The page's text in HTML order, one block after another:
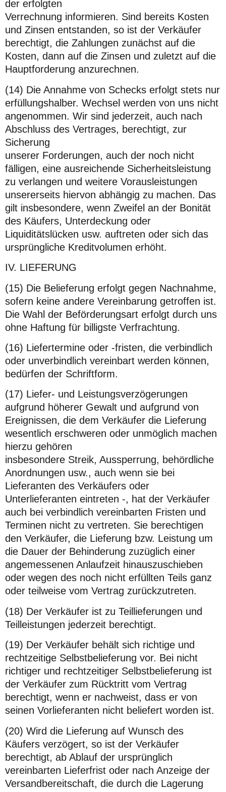
der erfolgten
Verrechnung informieren. Sind bereits Kosten
und Zinsen entstanden, so ist der Verkäufer
berechtigt, die Zahlungen zunächst auf die
Kosten, dann auf die Zinsen und zuletzt auf die
Hauptforderung anzurechnen.
(14) Die Annahme von Schecks erfolgt stets nur
erfüllungshalber. Wechsel werden von uns nicht
angenommen. Wir sind jederzeit, auch nach
Abschluss des Vertrages, berechtigt, zur
Sicherung
unserer Forderungen, auch der noch nicht
fälligen, eine ausreichende Sicherheitsleistung
zu verlangen und weitere Vorausleistungen
unsererseits hiervon abhängig zu machen. Das
gilt insbesondere, wenn Zweifel an der Bonität
des Käufers, Unterdeckung oder
Liquiditätslücken usw. auftreten oder sich das
ursprüngliche Kreditvolumen erhöht.
IV. LIEFERUNG
(15) Die Belieferung erfolgt gegen Nachnahme,
sofern keine andere Vereinbarung getroffen ist.
Die Wahl der Beförderungsart erfolgt durch uns
ohne Haftung für billigste Verfrachtung.
(16) Liefertermine oder -fristen, die verbindlich
oder unverbindlich vereinbart werden können,
bedürfen der Schriftform.
(17) Liefer- und Leistungsverzögerungen
aufgrund höherer Gewalt und aufgrund von
Ereignissen, die dem Verkäufer die Lieferung
wesentlich erschweren oder unmöglich machen
hierzu gehören
insbesondere Streik, Aussperrung, behördliche
Anordnungen usw., auch wenn sie bei
Lieferanten des Verkäufers oder
Unterlieferanten eintreten -, hat der Verkäufer
auch bei verbindlich vereinbarten Fristen und
Terminen nicht zu vertreten. Sie berechtigen
den Verkäufer, die Lieferung bzw. Leistung um
die Dauer der Behinderung zuzüglich einer
angemessenen Anlaufzeit hinauszuschieben
oder wegen des noch nicht erfüllten Teils ganz
oder teilweise vom Vertrag zurückzutreten.
(18) Der Verkäufer ist zu Teillieferungen und
Teilleistungen jederzeit berechtigt.
(19) Der Verkäufer behält sich richtige und
rechtzeitige Selbstbelieferung vor. Bei nicht
richtiger und rechtzeitiger Selbstbelieferung ist
der Verkäufer zum Rücktritt vom Vertrag
berechtigt, wenn er nachweist, dass er von
seinen Vorlieferanten nicht beliefert worden ist.
(20) Wird die Lieferung auf Wunsch des
Käufers verzögert, so ist der Verkäufer
berechtigt, ab Ablauf der ursprünglich
vereinbarten Lieferfrist oder nach Anzeige der
Versandbereitschaft, die durch die Lagerung